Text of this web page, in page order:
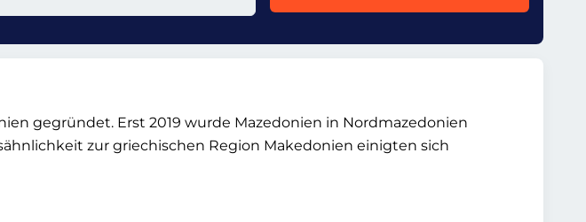
gegründet. Erst 2019 wurde Mazedonien in Nordmazedonien
zur griechischen Region Makedonien einigten sich